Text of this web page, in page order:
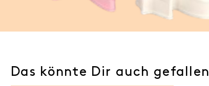
Das könnte Dir auch gefallen